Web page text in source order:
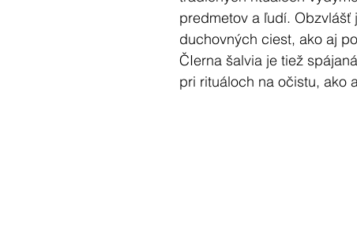
predmetov a ľudí.
duchovných ciest, ako aj
ČIerna šalvia je tiež
pri rituáloch na očistu, ako
Vedci zistili, že šalvia
sa uvoľňujú negatívne
ľudí. K vydydymovaniu sú
ako sú zápalky,